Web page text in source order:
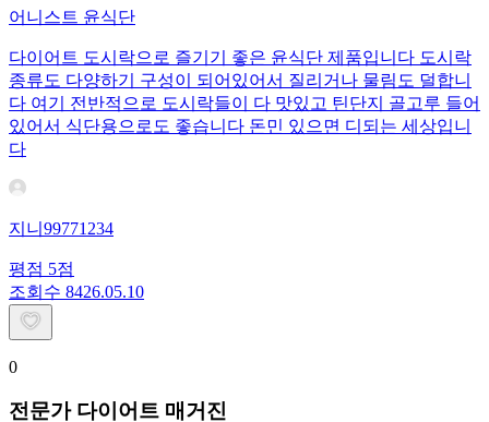
어니스트 윤식단
다이어트 도시락으로 즐기기 좋은 윤식단 제품입니다 도시락
종류도 다양하기 구성이 되어있어서 질리거나 물림도 덜합니
다 여기 전반적으로 도시락들이 다 맛있고 틴단지 골고루 들어
있어서 식단용으로도 좋습니다 돈민 있으면 디되는 세상입니
다
지니99771234
평점 5점
조회수 8426.05.10
0
전문가 다이어트 매거진